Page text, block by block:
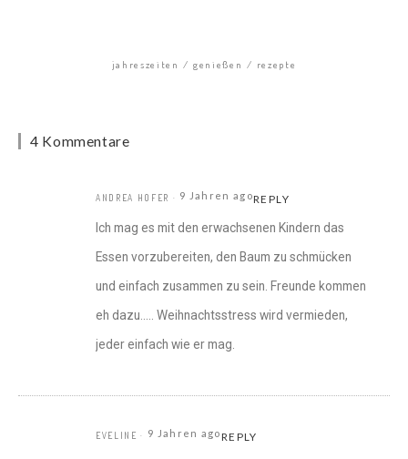
jahreszeiten genießen rezepte
4 Kommentare
ANDREA HOFER 9 Jahren agoREPLY
Ich mag es mit den erwachsenen Kindern das
Essen vorzubereiten, den Baum zu schmücken
und einfach zusammen zu sein. Freunde kommen
eh dazu….. Weihnachtsstress wird vermieden,
jeder einfach wie er mag.
EVELINE 9 Jahren agoREPLY